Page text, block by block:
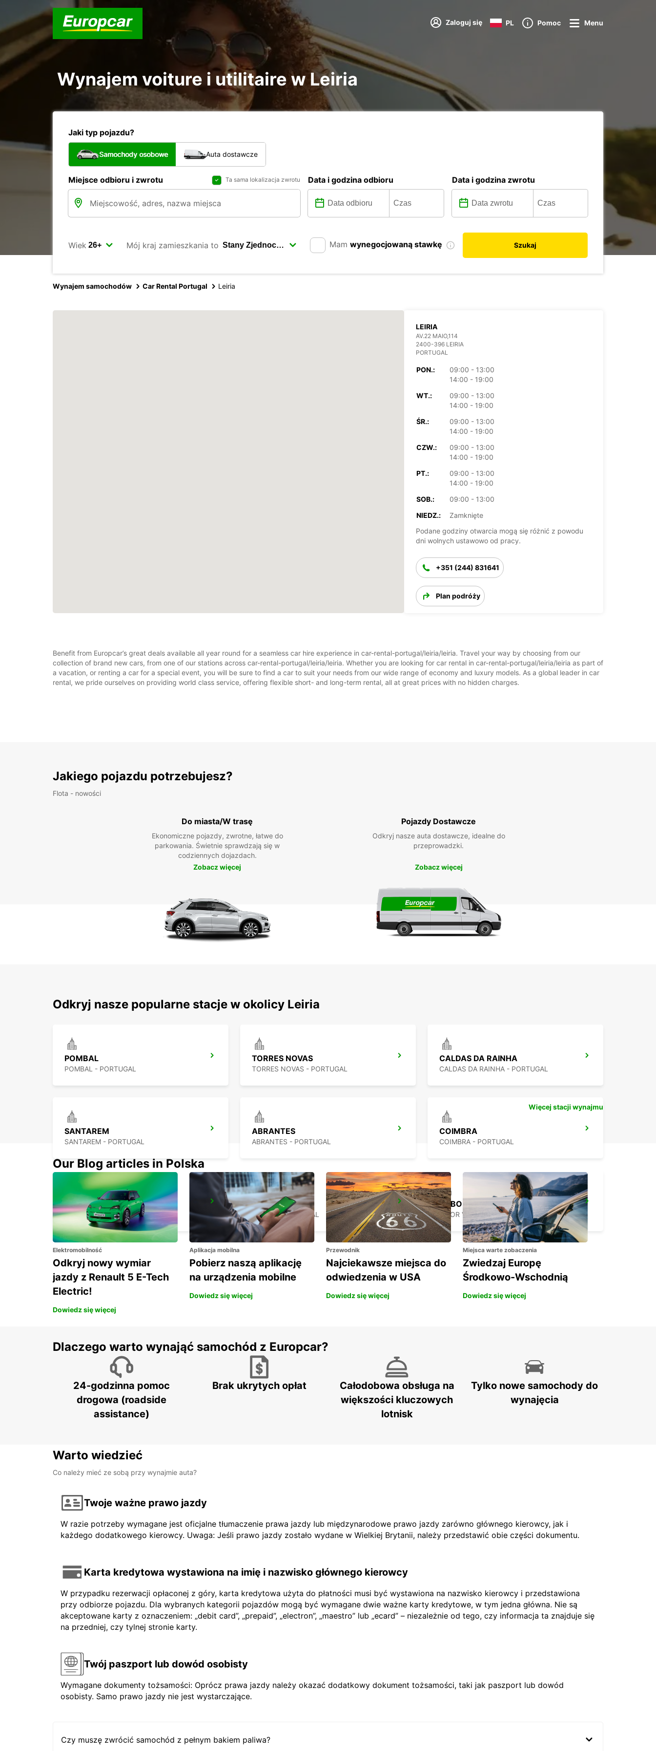
Zaloguj się PL Pomoc Menu
Wynajem voiture i utilitaire w Leiria
Jaki typ pojazdu?
Samochody osobowe Auta dostawcze
Miejsce odbioru i zwrotu Ta sama lokalizacja zwrotu Data i godzina odbioru Data i godzina zwrotu
Wiek Mój kraj zamieszkania to Mam wynegocjowaną stawkę Szukaj
Wynajem samochodów Car Rental Portugal Leiria
LEIRIA
AV.22 MAIO,114
2400-396 LEIRIA
PORTUGAL
PON.:
09:00 - 13:00
14:00 - 19:00
WT.:
09:00 - 13:00
14:00 - 19:00
ŚR.:
09:00 - 13:00
14:00 - 19:00
CZW.:
09:00 - 13:00
14:00 - 19:00
PT.:
09:00 - 13:00
14:00 - 19:00
SOB.:
09:00 - 13:00
NIEDZ.:
Zamknięte
Podane godziny otwarcia mogą się różnić z powodu
dni wolnych ustawowo od pracy.
+351 (244) 831641
Plan podróży
Benefit from Europcar’s great deals available all year round for a seamless car hire experience in car-rental-portugal/leiria/leiria. Travel your way by choosing from our
collection of brand new cars, from one of our stations across car-rental-portugal/leiria/leiria. Whether you are looking for car rental in car-rental-portugal/leiria/leiria as part of
a vacation, or renting a car for a special event, you will be sure to find a car to suit your needs from our wide range of economy and luxury models. As a global leader in car
rental, we pride ourselves on providing world class service, offering flexible short- and long-term rental, all at great prices with no hidden charges.
Jakiego pojazdu potrzebujesz?
Flota - nowości
Do miasta/W trasę
Ekonomiczne pojazdy, zwrotne, łatwe do
parkowania. Świetnie sprawdzają się w
codziennych dojazdach.
Zobacz więcej
Pojazdy Dostawcze
Odkryj nasze auta dostawcze, idealne do
przeprowadzki.
Zobacz więcej
Odkryj nasze popularne stacje w okolicy Leiria
POMBAL
POMBAL - PORTUGAL
TORRES NOVAS
TORRES NOVAS - PORTUGAL
CALDAS DA RAINHA
CALDAS DA RAINHA - PORTUGAL
SANTAREM
SANTAREM - PORTUGAL
ABRANTES
ABRANTES - PORTUGAL
COIMBRA
COIMBRA - PORTUGAL
TORRES VEDRAS
TORRES VEDRAS - PORTUGAL
AVEIRO
AVEIRO - PORTUGAL
LISBON PRIOR VELHO SUPERSITE
PRIOR VELHO - PORTUGAL
Więcej stacji wynajmu
Our Blog articles in Polska
Elektromobilność
Odkryj nowy wymiar
jazdy z Renault 5 E-Tech
Electric!
Dowiedz się więcej
Aplikacja mobilna
Pobierz naszą aplikację
na urządzenia mobilne
Dowiedz się więcej
Przewodnik
Najciekawsze miejsca do
odwiedzenia w USA
Dowiedz się więcej
Miejsca warte zobaczenia
Zwiedzaj Europę
Środkowo-Wschodnią
Dowiedz się więcej
Dlaczego warto wynająć samochód z Europcar?
24-godzinna pomoc
drogowa (roadside
assistance)
Brak ukrytych opłat
Całodobowa obsługa na
większości kluczowych
lotnisk
Tylko nowe samochody do
wynajęcia
Warto wiedzieć
Co należy mieć ze sobą przy wynajmie auta?
Twoje ważne prawo jazdy
W razie potrzeby wymagane jest oficjalne tłumaczenie prawa jazdy lub międzynarodowe prawo jazdy zarówno głównego kierowcy, jak i
każdego dodatkowego kierowcy. Uwaga: Jeśli prawo jazdy zostało wydane w Wielkiej Brytanii, należy przedstawić obie części dokumentu.
Karta kredytowa wystawiona na imię i nazwisko głównego kierowcy
W przypadku rezerwacji opłaconej z góry, karta kredytowa użyta do płatności musi być wystawiona na nazwisko kierowcy i przedstawiona
przy odbiorze pojazdu. Dla wybranych kategorii pojazdów mogą być wymagane dwie ważne karty kredytowe, w tym jedna główna. Nie są
akceptowane karty z oznaczeniem: „debit card”, „prepaid”, „electron”, „maestro” lub „ecard” – niezależnie od tego, czy informacja ta znajduje się
na przedniej, czy tylnej stronie karty.
Twój paszport lub dowód osobisty
Wymagane dokumenty tożsamości: Oprócz prawa jazdy należy okazać dodatkowy dokument tożsamości, taki jak paszport lub dowód
osobisty. Samo prawo jazdy nie jest wystarczające.
Czy muszę zwrócić samochód z pełnym bakiem paliwa?